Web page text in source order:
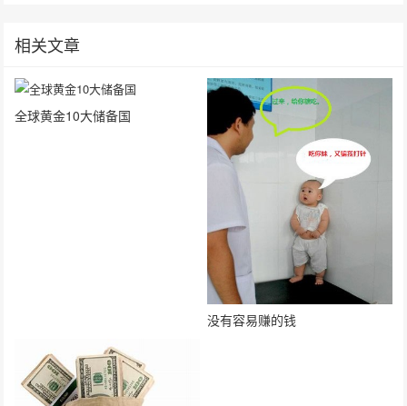
相关文章
全球黄金10大储备国
没有容易赚的钱